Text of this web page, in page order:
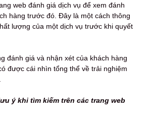
web đánh giá dịch vụ để xem đánh
hàng trước đó. Đây là một cách thông
lượng của một dịch vụ trước khi quyết
đánh giá và nhận xét của khách hàng
được cái nhìn tổng thể về trải nghiệm
ý khi tìm kiếm trên các trang web